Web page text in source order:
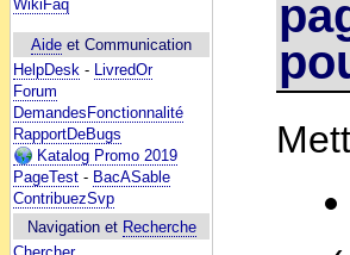
WikiFaq
Aide et Communication
HelpDesk - LivredOr
Forum
DemandesFonctionnalité
RapportDeBugs
Katalog Promo 2019
PageTest - BacASable
ContribuezSvp
Navigation et Recherche